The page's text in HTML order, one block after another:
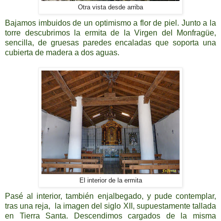
Otra vista desde arriba
Bajamos imbuidos de un optimismo a flor de piel. Junto a la
torre descubrimos la ermita de la Virgen del Monfragüe,
sencilla, de gruesas paredes encaladas que soporta una
cubierta de madera a dos aguas.
El interior de la ermita
Pasé al interior, también enjalbegado, y pude contemplar,
tras una reja, la imagen del siglo XII, supuestamente tallada
en Tierra Santa. Descendimos cargados de la misma